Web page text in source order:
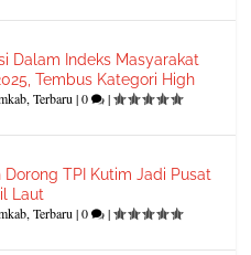
Dalam Indeks Masyarakat
Tembus Kategori High
,Terbaru |0 |
TPI Kutim Jadi Pusat
Laut
,Terbaru |0 |